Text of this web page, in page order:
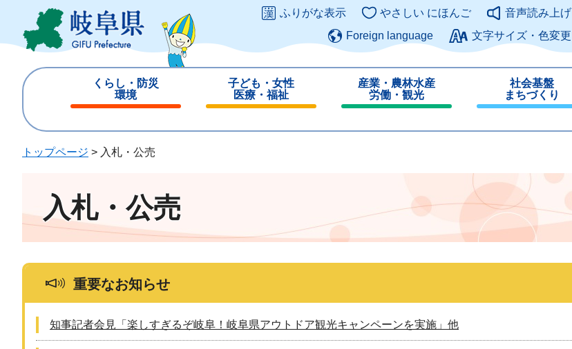
ジ
ュ
このページの本文へ
ふりがな表示 やさしい にほんご
音声読み上げ
Foreign language
文字サイズ・色変更
くらし・防災
環境
じ
子ども・女性
医療・福祉
じ
産業・農林水産
労働・観光
じ
社会基盤
まちづくり
じ
トップページ > 入札・公売
入札・公売
重要なお知らせ
知事記者会見「楽しすぎるぞ岐阜！岐阜県アウトドア観光キャンペーンを実施」他